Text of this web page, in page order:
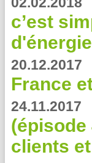
c’est
20.12.2017
France
24.11.2017
clients